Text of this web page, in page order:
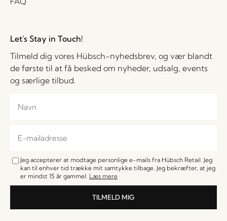
Let's Stay in Touch!
Tilmeld dig vores Hübsch-nyhedsbrev, og vær blandt
de første til at få besked om nyheder, udsalg, events
og særlige tilbud.
Jeg accepterer at modtage personlige e-mails fra Hübsch Retail. Jeg
kan til enhver tid trække mit samtykke tilbage. Jeg bekræfter, at jeg
er mindst 15 år gammel. Læs mere
TILMELD MIG